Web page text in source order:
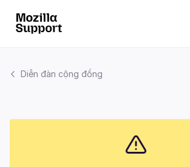
Diễn đàn cộng đồng